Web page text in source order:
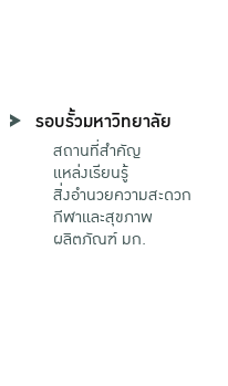
รอบรั้วมหาวิทยาลัย
สถานที่สำคัญ
แหล่งเรียนรู้
สิ่งอำนวยความสะดวก
กีฬาและสุขภาพ
ผลิตภัณฑ์ มก.